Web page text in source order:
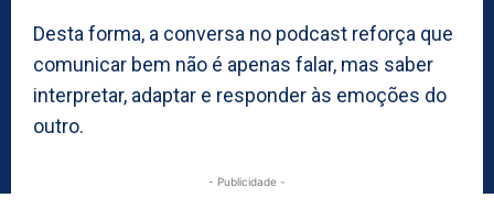
Desta forma, a conversa no podcast reforça que
comunicar bem não é apenas falar, mas saber
interpretar, adaptar e responder às emoções do
outro.
- Publicidade -